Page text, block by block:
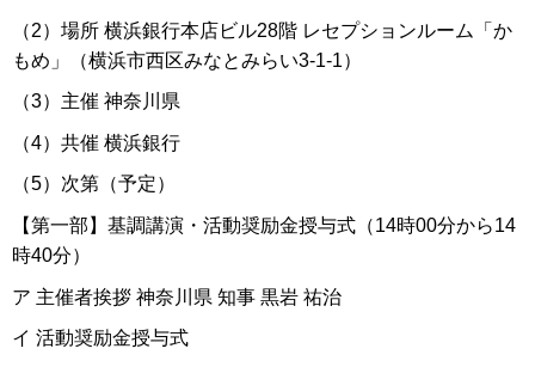
（2）場所 横浜銀行本店ビル28階 レセプションルーム「か
もめ」（横浜市西区みなとみらい3-1-1）
（3）主催 神奈川県
（4）共催 横浜銀行
（5）次第（予定）
【第一部】基調講演・活動奨励金授与式（14時00分から14
時40分）
ア 主催者挨拶 神奈川県 知事 黒岩 祐治
イ 活動奨励金授与式